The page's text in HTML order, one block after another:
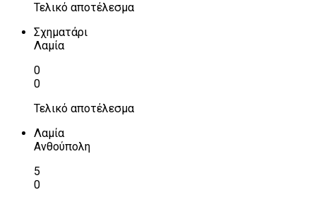
Τελικό αποτέλεσμα
Σχηματάρι
Λαμία
0
0
Τελικό αποτέλεσμα
Λαμία
Ανθούπολη
5
0